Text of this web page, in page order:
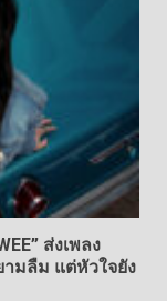
ส่งเพลง
มลืม แต่หัวใจยัง